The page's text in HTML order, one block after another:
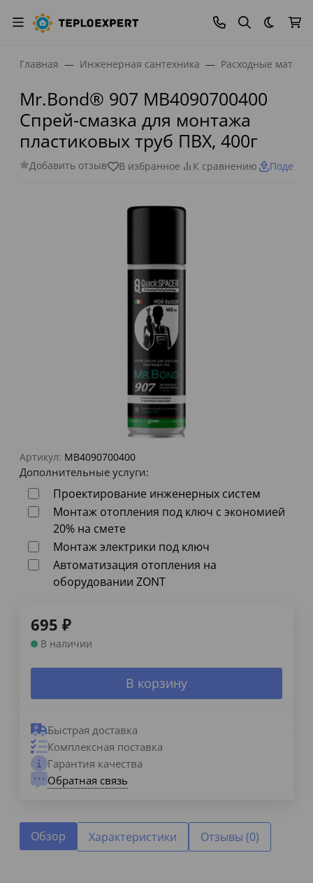
Темная
Главная Инженерная сантехника Расходные
Mr.Bond® 907 MB4090700400
Спрей-смазка для монтажа
пластиковых труб ПВХ, 400г
Добавить отзыв В избранное К сравнению
Артикул: MB4090700400
Дополнительные услуги:
Проектирование инженерных систем
Монтаж отопления под ключ с экономией
20% на смете
Монтаж электрики под ключ
Автоматизация отопления на
оборудовании ZONT
695 ₽
В наличии
В корзину
Быстрая доставка
Комплексная поставка
Гарантия качества
Обратная связь
Обзор Характеристики Отзывы (0)